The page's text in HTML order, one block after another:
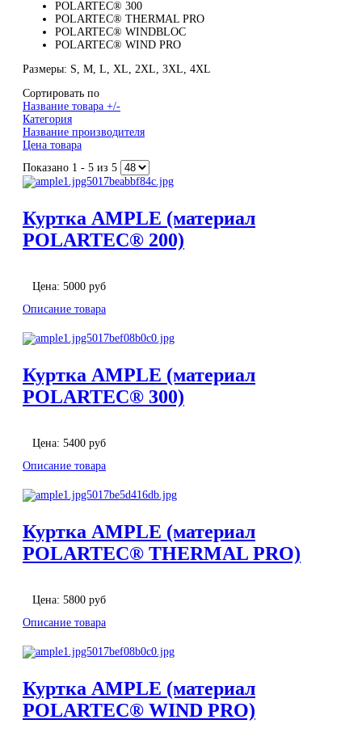
POLARTEC® 300
POLARTEC® THERMAL PRO
POLARTEC® WINDBLOC
POLARTEC® WIND PRO
Размеры: S, M, L, XL, 2XL, 3XL, 4XL
Сортировать по
Название товара +/-
Категория
Название производителя
Цена товара
Показано 1 - 5 из 5
Куртка AMPLE (материал
POLARTEC® 200)
Цена: 5000 руб
Описание товара
Куртка AMPLE (материал
POLARTEC® 300)
Цена: 5400 руб
Описание товара
Куртка AMPLE (материал
POLARTEC® THERMAL PRO)
Цена: 5800 руб
Описание товара
Куртка AMPLE (материал
POLARTEC® WIND PRO)